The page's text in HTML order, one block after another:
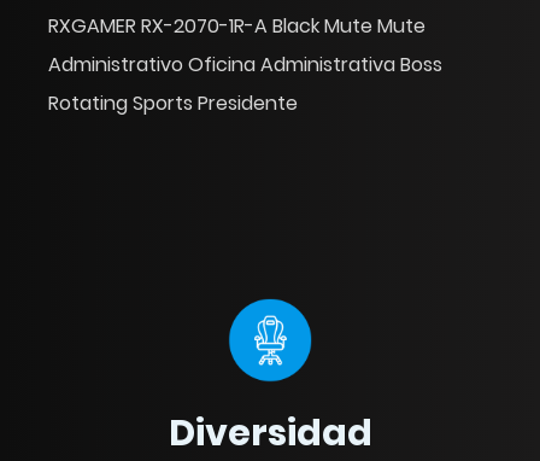
RX-2070-1R-A Black Mute Mute
Oficina Administrativa Boss
Presidente
RXGAMER RX-
de juego de
Diversidad